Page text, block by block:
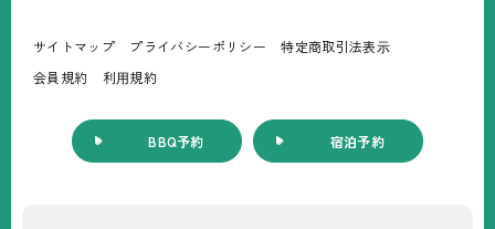
サイトマップ プライバシーポリシー
特定商取引法表⽰
会員規約
利⽤規約
BBQ予約 宿泊予約